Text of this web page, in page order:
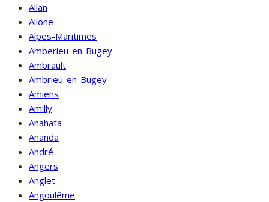
Allan
Allone
Alpes-Maritimes
Amberieu-en-Bugey
Ambrault
Ambrieu-en-Bugey
Amiens
Amilly
Anahata
Ananda
André
Angers
Anglet
Angoulême